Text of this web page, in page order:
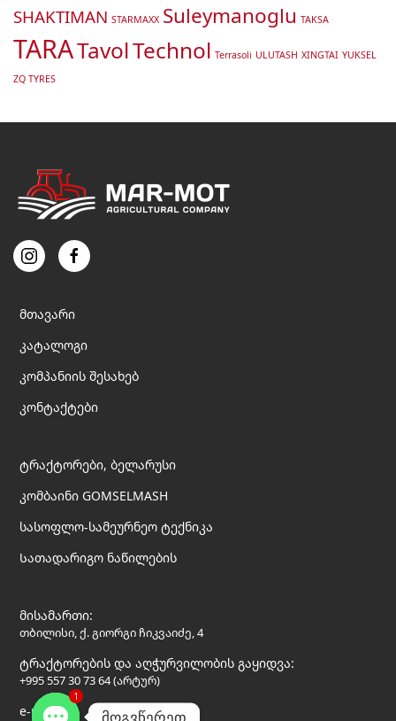
SHAKTIMAN STARMAXX Suleymanoglu TAKSA
TARATavolTechnol Terrasoli ULUTASH XINGTAI YUKSEL
ZQ TYRES
მთავარი
კატალოგი
კომპანიის შესახებ
კონტაქტები
ტრაქტორები, ბელარუსი
კომბაინი GOMSELMASH
სასოფლო-სამეურნეო ტექნიკა
Სათადარიგო ნაწილების
მისამართი:
თბილისი, ქ. გიორგი ჩიკვაიძე, 4
ტრაქტორების და აღჭურვილობის გაყიდვა:
+995 557 30 73 64 (არტურ)
e-mail: მოგვწერეთ
1